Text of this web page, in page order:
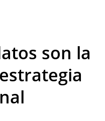
son la